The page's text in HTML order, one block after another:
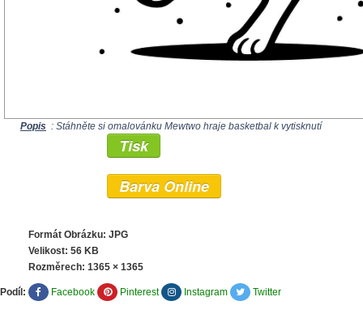
Popis : Stáhněte si omalovánku Mewtwo hraje basketbal k vytisknutí
Tisk
Barva Online
Formát Obrázku: JPG
Velikost: 56 KB
Rozměrech: 1365 × 1365
Podíl: Facebook Pinterest Instagram Twitter